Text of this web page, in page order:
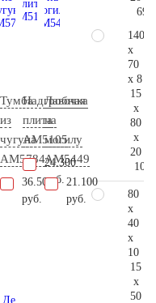
Тумба
из
чугуна
AM5784
36.500
руб.
Надгробная
плита
AM5105
24.300
руб.
Лавочка
на
могилу
AM5449
21.100
руб.
140
x
70
x 8
15
x
80
x
20
80
x
40
x
10
15
x
50